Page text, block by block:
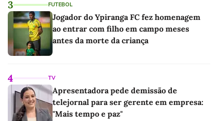
3 FUTEBOL
Jogador do Ypiranga FC fez homenagem
ao entrar com filho em campo meses
antes da morte da criança
4 TV
Apresentadora pede demissão de
telejornal para ser gerente em empresa:
"Mais tempo e paz"